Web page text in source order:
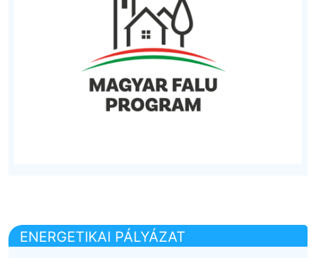
ENERGETIKAI PÁLYÁZAT